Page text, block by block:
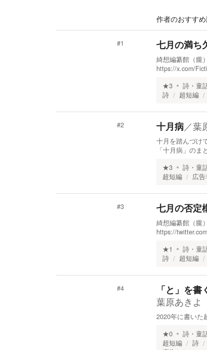
作者のおすす
#1 七月の満ち
綺想編纂館（朧
https://x.com/
★3 詩・童
詩
超短編
#2 十月病／葉
十月を踏んづけ
「十月病」のま
★3 詩・童
超短編
広
#3 七月の否定
綺想編纂館（朧
https://
★1 詩・童
詩
超短編
#4 「と」を
葉原あきよ
2020年に書いた
★0 詩・童
超短編
詩